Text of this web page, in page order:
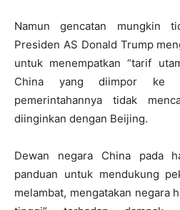
Namun gencatan mungkin
Presiden AS Donald Trump
untuk menempatkan “tarif
China yang diimpor ke
pemerintahannya tidak
diinginkan dengan Beijing.
Dewan negara China pada
panduan untuk mendukung
melambat, mengatakan negara